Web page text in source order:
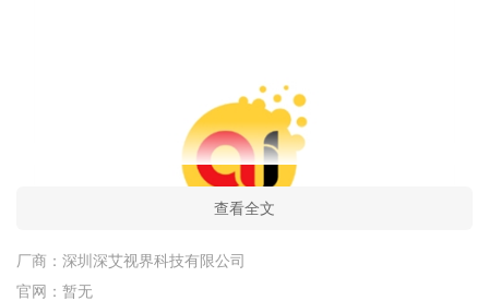
查看全文
厂商： 深圳深艾视界科技有限公司
官网： 暂无